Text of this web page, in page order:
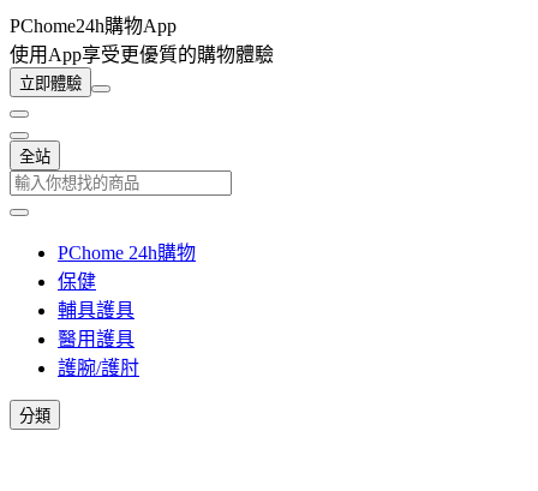
PChome24h購物App
使用App享受更優質的購物體驗
立即體驗
全站
PChome 24h購物
保健
輔具護具
醫用護具
護腕/護肘
分類